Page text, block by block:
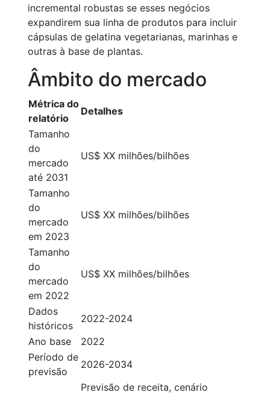
incremental robustas se esses negócios
expandirem sua linha de produtos para incluir
cápsulas de gelatina vegetarianas, marinhas e
outras à base de plantas.
Âmbito do mercado
Métrica do
relatório
Detalhes
Tamanho
do
mercado
até 2031
US$ XX milhões/bilhões
Tamanho
do
mercado
em 2023
US$ XX milhões/bilhões
Tamanho
do
mercado
em 2022
US$ XX milhões/bilhões
Dados
históricos
2022-2024
Ano base
2022
Período de
previsão
2026-2034
Previsão de receita, cenário